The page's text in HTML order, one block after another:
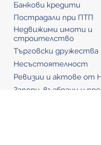
Банкови кредити
Пострадали при ПТП
Недвижими имоти и
строителство
Търговски дружества
Несъстоятелност
Ревизии и актове от
Запори, възбрани и